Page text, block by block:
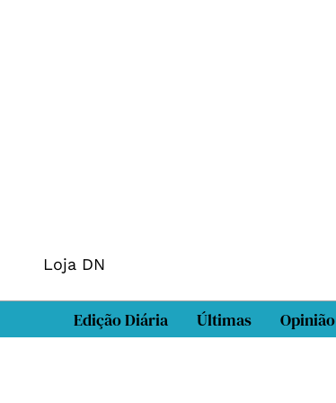
Loja DN
Edição Diária Últimas Opinião